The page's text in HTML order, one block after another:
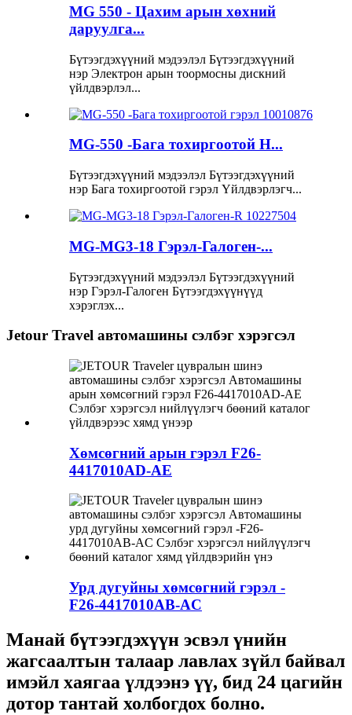
MG 550 - Цахим арын хөхний
даруулга...
Бүтээгдэхүүний мэдээлэл Бүтээгдэхүүний
нэр Электрон арын тоормосны дискний
үйлдвэрлэл...
MG-550 -Бага тохиргоотой H...
Бүтээгдэхүүний мэдээлэл Бүтээгдэхүүний
нэр Бага тохиргоотой гэрэл Үйлдвэрлэгч...
MG-MG3-18 Гэрэл-Галоген-...
Бүтээгдэхүүний мэдээлэл Бүтээгдэхүүний
нэр Гэрэл-Галоген Бүтээгдэхүүнүүд
хэрэглэх...
Jetour Travel автомашины сэлбэг хэрэгсэл
Хөмсөгний арын гэрэл F26-
4417010AD-AE
Урд дугуйны хөмсөгний гэрэл -
F26-4417010AB-AC
Манай бүтээгдэхүүн эсвэл үнийн
жагсаалтын талаар лавлах зүйл байвал
имэйл хаягаа үлдээнэ үү, бид 24 цагийн
дотор тантай холбогдох болно.